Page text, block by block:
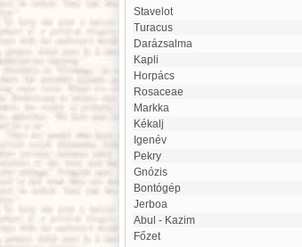
Stavelot
Turacus
Darázsalma
kapli
Horpács
Rosaceae
markka
Kékalj
Igenév
Pekry
gnózis
Bontógép
Jerboa
Abul - Kazim
Főzet